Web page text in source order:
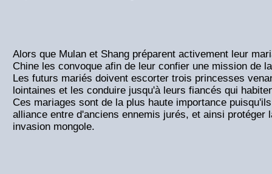
Alors que Mulan et Shang préparent activement leur
Chine les convoque afin de leur confier une mission de
Les futurs mariés doivent escorter trois princesses
lointaines et les conduire jusqu'à leurs fiancés qui
Ces mariages sont de la plus haute importance
alliance entre d'anciens ennemis jurés, et ainsi protéger
invasion mongole.